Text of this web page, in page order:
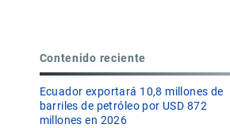
Contenido reciente
Ecuador exportará 10,8 millones de
barriles de petróleo por USD 872
millones en 2026